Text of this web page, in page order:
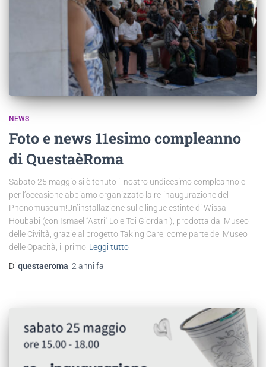
NEWS
Foto e news 11esimo compleanno
di QuestaèRoma
Sabato 25 maggio si è tenuto il nostro undicesimo compleanno e
per l’occasione abbiamo organizzato la re-inaugurazione del
Phonomuseum!Un’installazione sulle lingue estinte di Wissal
Houbabi (con Ismael “Astri” Lo e Toi Giordani), prodotta dal Museo
delle Civiltà, grazie al progetto Taking Care, come parte del Museo
delle Opacità, il primo Leggi tutto
Di questaeroma 2 anni fa